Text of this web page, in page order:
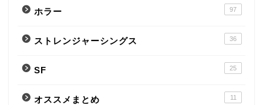
ホラー 97
ストレンジャーシングス 36
SF 25
オススメまとめ 11